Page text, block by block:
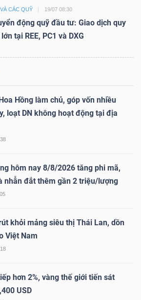
CÁC QUỸ 19/07 08:30
động quỹ đầu tư: Giao dịch quy
tại REE, PC1 và DXG
Hồng làm chủ, góp vốn nhiều
loạt DN không hoạt động tại địa
hôm nay 8/8/2026 tăng phi mã,
nhẫn đắt thêm gần 2 triệu/lượng
khỏi mảng siêu thị Thái Lan, dồn
Việt Nam
hơn 2%, vàng thế giới tiến sát
USD